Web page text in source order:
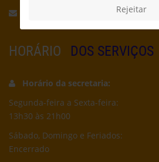
secretaria@cpcd.pt
HORÁRIO DOS SERVIÇOS
Horário da secretaria:
Segunda-feira a Sexta-feira:
13h30 às 21h00
Sábado, Domingo e Feriados:
Encerrado
Rejeitar